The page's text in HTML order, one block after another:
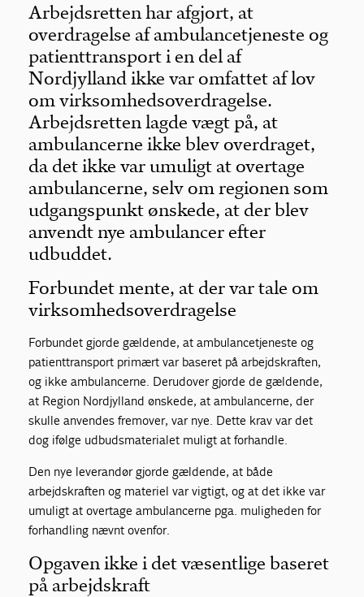
Arbejdsretten har afgjort, at
overdragelse af ambulancetjeneste og
patienttransport i en del af
Nordjylland ikke var omfattet af lov
om virksomhedsoverdragelse.
Arbejdsretten lagde vægt på, at
ambulancerne ikke blev overdraget,
da det ikke var umuligt at overtage
ambulancerne, selv om regionen som
udgangspunkt ønskede, at der blev
anvendt nye ambulancer efter
udbuddet.
Forbundet mente, at der var tale om
virksomhedsoverdragelse
Forbundet gjorde gældende, at ambulancetjeneste og
patienttransport primært var baseret på arbejdskraften,
og ikke ambulancerne. Derudover gjorde de gældende,
at Region Nordjylland ønskede, at ambulancerne, der
skulle anvendes fremover, var nye. Dette krav var det
dog ifølge udbudsmaterialet muligt at forhandle.
Den nye leverandør gjorde gældende, at både
arbejdskraften og materiel var vigtigt, og at det ikke var
umuligt at overtage ambulancerne pga. muligheden for
forhandling nævnt ovenfor.
Opgaven ikke i det væsentlige baseret
på arbejdskraft